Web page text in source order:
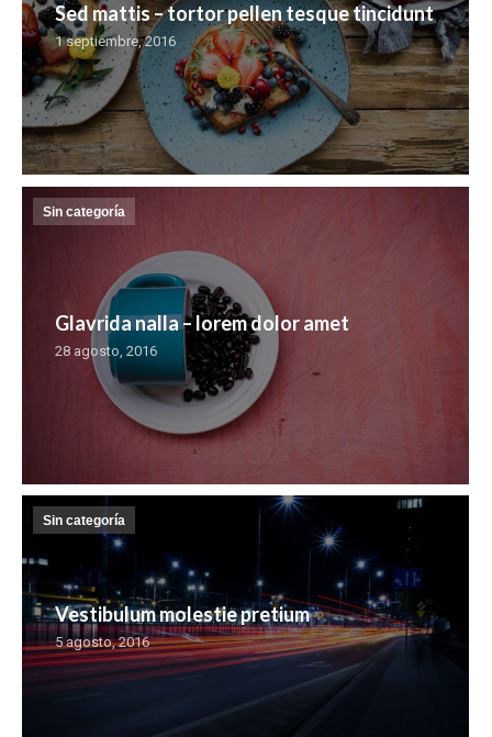
Sed mattis – tortor pellen tesque tincidunt
1 septiembre, 2016
Sin categoría
Glavrida nalla – lorem dolor amet
28 agosto, 2016
Sin categoría
Vestibulum molestie pretium
5 agosto, 2016